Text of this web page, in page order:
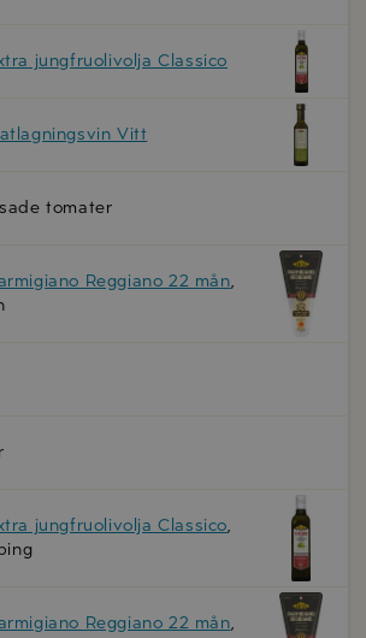
jungfruolivolja Classico
Vitt
tomater
Reggiano 22 mån,
jungfruolivolja Classico,
Reggiano 22 mån,